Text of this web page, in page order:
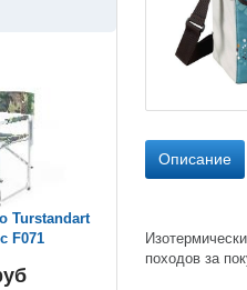
Описание
походов за
Turstandart
F071